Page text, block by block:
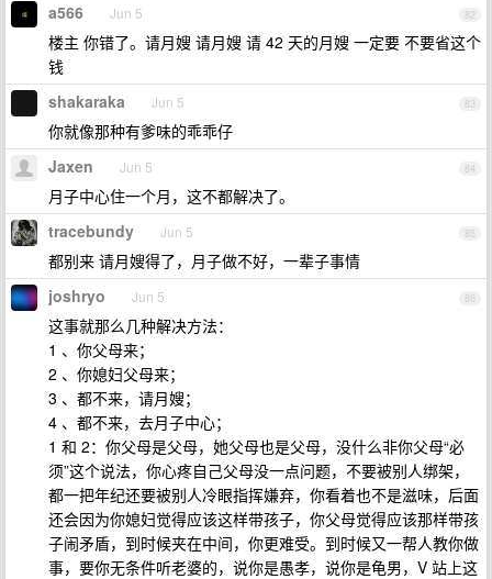
82
a566 Jun 5
楼主 你错了。请月嫂 请月嫂 请 42 天的月嫂 一定要 不要省这个
钱
83
shakaraka Jun 5
你就像那种有爹味的乖乖仔
84
Jaxen Jun 5
月子中心住一个月，这不都解决了。
85
tracebundy Jun 5
都别来 请月嫂得了，月子做不好，一辈子事情
86
joshryo Jun 5
这事就那么几种解决方法：
1 、你父母来；
2 、你媳妇父母来；
3 、都不来，请月嫂；
4 、都不来，去月子中心；
1 和 2：你父母是父母，她父母也是父母，没什么非你父母“必
须”这个说法，你心疼自己父母没一点问题，不要被别人绑架，
都一把年纪还要被别人冷眼指挥嫌弃，你看着也不是滋味，后面
还会因为你媳妇觉得应该这样带孩子，你父母觉得应该那样带孩
子闹矛盾，到时候夹在中间，你更难受。到时候又一帮人教你做
事，要你无条件听老婆的，说你是愚孝，说你是龟男，V 站上这